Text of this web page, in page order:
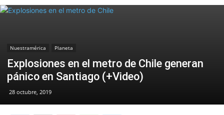
Nuestramérica Planeta
Explosiones en el metro de Chile generan
pánico en Santiago (+Video)
28 octubre, 2019